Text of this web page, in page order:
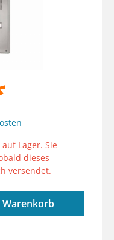
Lager. Sie
dieses
versendet.
Warenkorb